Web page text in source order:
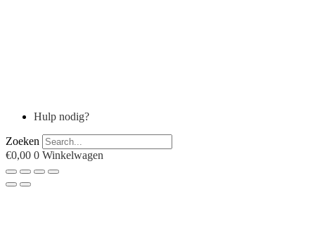
Hulp nodig?
Zoeken
€0,00 0 Winkelwagen